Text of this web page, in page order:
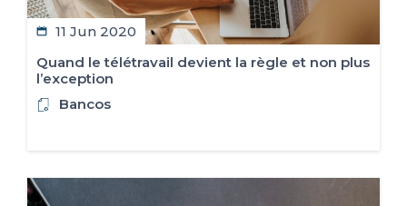
11 Jun 2020
Quand le télétravail devient la règle et non plus
l’exception
Bancos